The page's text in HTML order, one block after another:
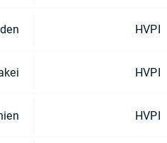
HVPI
HVPI
HVPI